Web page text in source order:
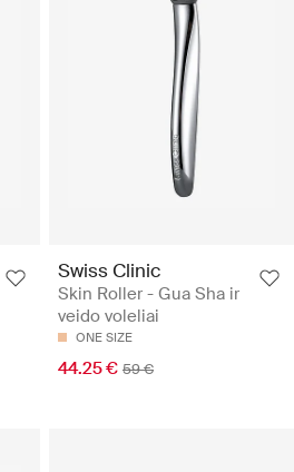
Swiss Clinic
Skin Roller - Gua Sha ir
veido voleliai
ONE SIZE
44.25 € 59 €